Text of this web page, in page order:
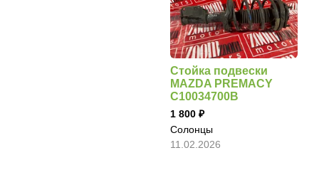
Стойка подвески
MAZDA PREMACY
C10034700B
1 800
Солонцы
11.02.2026